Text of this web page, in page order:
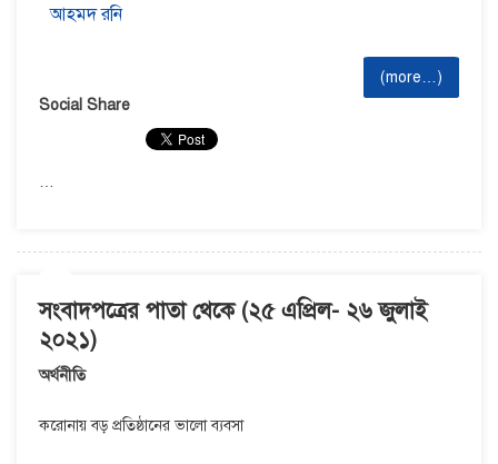
আহমদ রনি
(more…)
Social Share
…
সংবাদপত্রের পাতা থেকে (২৫ এপ্রিল- ২৬ জুলাই
২০২১)
অর্থনীতি
করোনায় বড় প্রতিষ্ঠানের ভালো ব্যবসা